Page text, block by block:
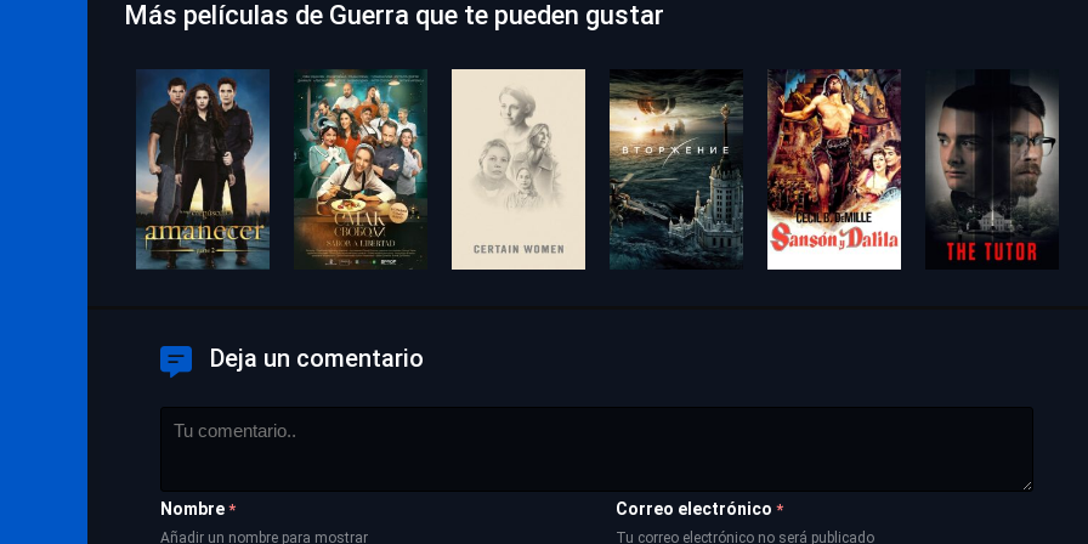
Más películas de Guerra que te pueden gustar
Deja un comentario
Nombre *
Añadir un nombre para mostrar
Correo electrónico *
Tu correo electrónico no será publicado